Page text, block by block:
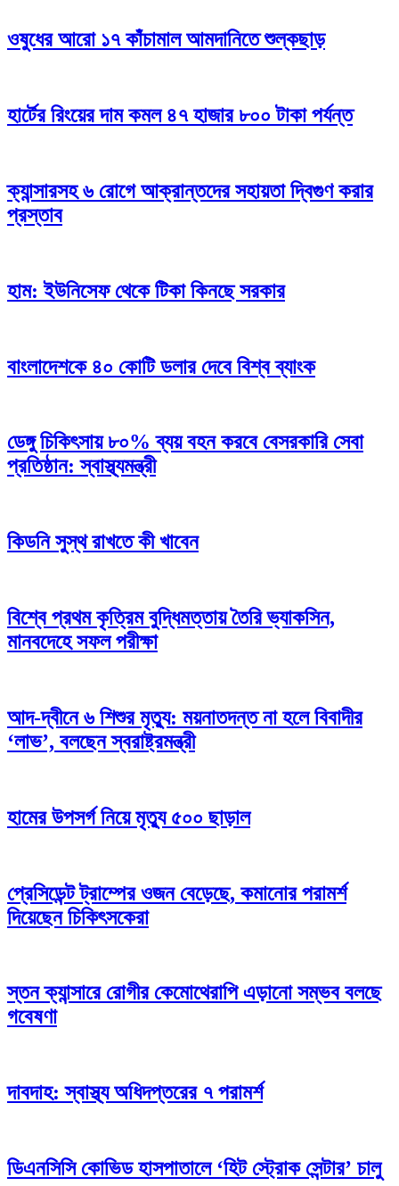
ওষুধের আরো ১৭ কাঁচামাল আমদানিতে শুল্কছাড়
হার্টের রিংয়ের দাম কমল ৪৭ হাজার ৮০০ টাকা পর্যন্ত
ক্যান্সারসহ ৬ রোগে আক্রান্তদের সহায়তা দ্বিগুণ করার
প্রস্তাব
হাম: ইউনিসেফ থেকে টিকা কিনছে সরকার
বাংলাদেশকে ৪০ কোটি ডলার দেবে বিশ্ব ব্যাংক
ডেঙ্গু চিকিৎসায় ৮০% ব্যয় বহন করবে বেসরকারি সেবা
প্রতিষ্ঠান: স্বাস্থ্যমন্ত্রী
কিডনি সুস্থ রাখতে কী খাবেন
বিশ্বে প্রথম কৃত্রিম বুদ্ধিমত্তায় তৈরি ভ্যাকসিন,
মানবদেহে সফল পরীক্ষা
আদ-দ্বীনে ৬ শিশুর মৃত্যু: ময়নাতদন্ত না হলে বিবাদীর
‘লাভ’, বলছেন স্বরাষ্ট্রমন্ত্রী
হামের উপসর্গ নিয়ে মৃত্যু ৫০০ ছাড়াল
প্রেসিডেন্ট ট্রাম্পের ওজন বেড়েছে, কমানোর পরামর্শ
দিয়েছেন চিকিৎসকেরা
স্তন ক্যান্সারে রোগীর কেমোথেরাপি এড়ানো সম্ভব বলছে
গবেষণা
দাবদাহ: স্বাস্থ্য অধিদপ্তরের ৭ পরামর্শ
ডিএনসিসি কোভিড হাসপাতালে ‘হিট স্ট্রোক সেন্টার’ চালু